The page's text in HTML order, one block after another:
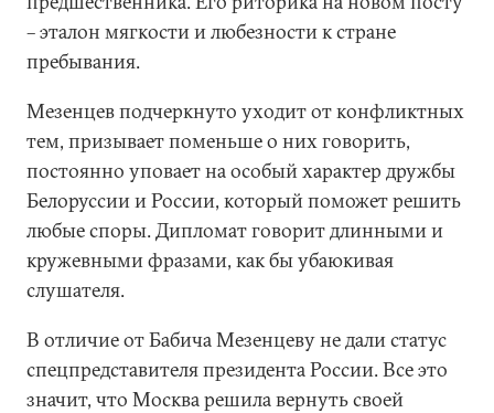
– эталон мягкости и любезности к стране
пребывания.
Мезенцев подчеркнуто уходит от конфликтных
тем, призывает поменьше о них говорить,
постоянно уповает на особый характер дружбы
Белоруссии и России, который поможет решить
любые споры. Дипломат говорит длинными и
кружевными фразами, как бы убаюкивая
слушателя.
В отличие от Бабича Мезенцеву не дали статус
спецпредставителя президента России. Все это
значит, что Москва решила вернуть своей